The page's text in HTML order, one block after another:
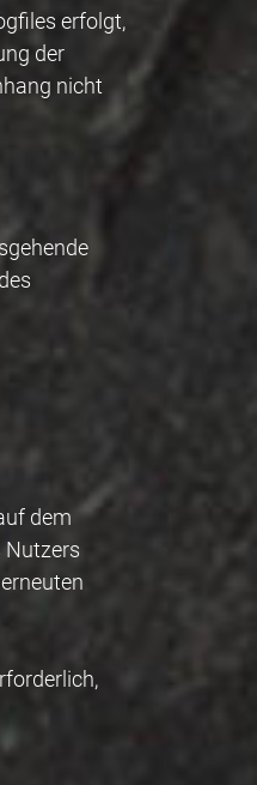
erfolgt,
der
nicht
dem
Nutzers